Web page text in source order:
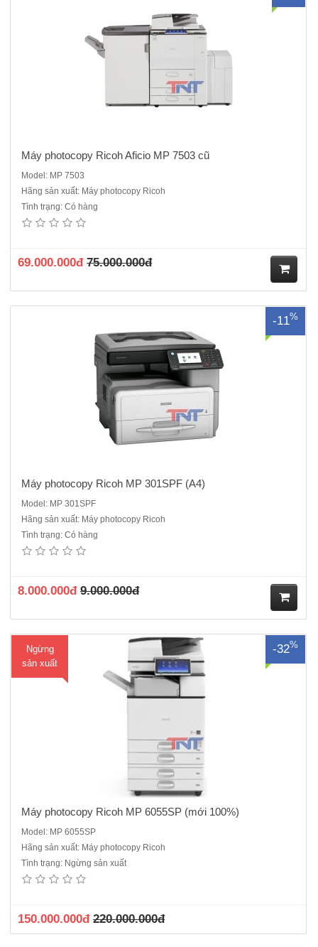
Máy photocopy Ricoh Aficio MP 7503 cũ
Model: MP 7503
Hãng sản xuất: Máy photocopy Ricoh
Tình trạng: Có hàng
69.000.000đ 75.000.000đ
ua
-11%
Máy photocopy Ricoh MP 301SP.ĐQSDChức năng chính: Photocopy-
In mạng - Scan Tốc độ sao chụp liên tục: 30 bản / phút Khổ giấy sao
Máy photocopy Ricoh MP 301SPF (A4)
Model: MP 301SPF
Hãng sản xuất: Máy photocopy Ricoh
Tình trạng: Có hàng
8.000.000đ 9.000.000đ
ua
Ngừng
sản xuất
-32%
Máy photocopy Ricoh MP 6055SP Mới 100%, Máy nhập khẩu, Hàng
chính hãng, nguyên đai, nguyên kiện Chức năng: Copy, In mạng,
Máy photocopy Ricoh MP 6055SP (mới 100%)
Model: MP 6055SP
Hãng sản xuất: Máy photocopy Ricoh
Tình trạng: Ngừng sản xuất
150.000.000đ 220.000.000đ
Máy Photocopy Ricoh MP 7503 máy cũ dòng máy công nghiệp đời
mới , Màn hình cảm ứng màu điều khiển thông minh 10,1 inch rộng
lớn dể dàng thao tác khi sử dụng.Chức năng chính: Photocopy - in